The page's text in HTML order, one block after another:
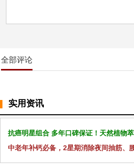
全部评论
实用资讯
抗癌明星组合 多年口碑保证！天然植物
中老年补钙必备，2星期消除夜间抽筋、